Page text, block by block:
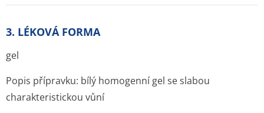
3. LÉKOVÁ FORMA
gel
Popis přípravku: bílý homogenní gel se slabou
charakteristic­kou vůní